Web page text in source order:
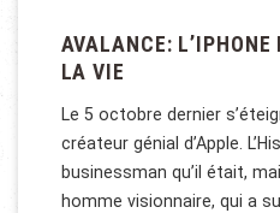
AVALANCE: L’IPHONE
LA VIE
Le 5 octobre dernier
créateur génial d’Apple.
businessman qu’il était,
homme visionnaire, qui a